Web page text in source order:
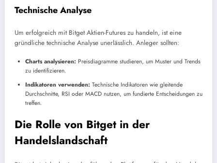
Technische Analyse
Um erfolgreich mit Bitget Aktien-Futures zu handeln, ist eine
gründliche technische Analyse unerlässlich. Anleger sollten:
Charts analysieren: Preisdiagramme studieren, um Muster und Trends
zu identifizieren.
Indikatoren verwenden: Technische Indikatoren wie gleitende
Durchschnitte, RSI oder MACD nutzen, um fundierte Entscheidungen zu
treffen.
Die Rolle von Bitget in der
Handelslandschaft